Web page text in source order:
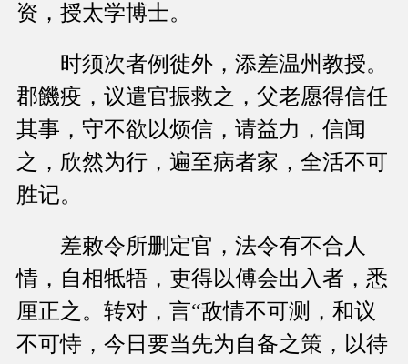
资，授太学博士。
时须次者例徙外，添差温州教授。
郡饑疫，议遣官振救之，父老愿得信任
其事，守不欲以烦信，请益力，信闻
之，欣然为行，遍至病者家，全活不可
胜记。
差敕令所删定官，法令有不合人
情，自相牴牾，吏得以傅会出入者，悉
厘正之。转对，言“敌情不可测，和议
不可恃，今日要当先为自备之策，以待